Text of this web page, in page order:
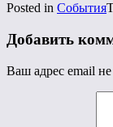
Posted in События
Добавить
Ваш адрес email